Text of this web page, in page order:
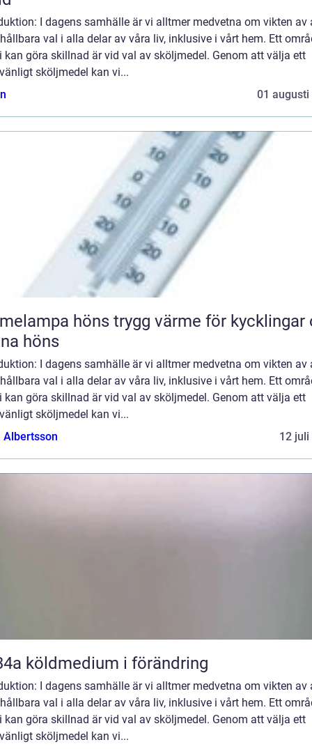
I dagens samhälle är vi alltmer medvetna om vikten av
val i alla delar av våra liv, inklusive i vårt hem. Ett
kan göra skillnad är vid val av sköljmedel. Genom att välja ett
sköljmedel kan vi...
01 augusti
höns trygg värme för kycklingar och
höns
I dagens samhälle är vi alltmer medvetna om vikten av
val i alla delar av våra liv, inklusive i vårt hem. Ett
kan göra skillnad är vid val av sköljmedel. Genom att välja ett
sköljmedel kan vi...
Albertsson
12 juli
R134a köldmedium i förändring
I dagens samhälle är vi alltmer medvetna om vikten av
val i alla delar av våra liv, inklusive i vårt hem. Ett
kan göra skillnad är vid val av sköljmedel. Genom att välja ett
sköljmedel kan vi...